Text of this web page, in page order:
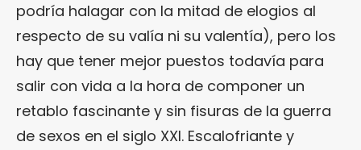
podría halagar con la mitad de elogios al
respecto de su valía ni su valentía), pero los
hay que tener mejor puestos todavía para
salir con vida a la hora de componer un
retablo fascinante y sin fisuras de la guerra
de sexos en el siglo XXI. Escalofriante y